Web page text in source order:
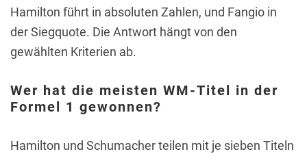
Hamilton führt in absoluten Zahlen, und Fangio in
der Siegquote. Die Antwort hängt von den
gewählten Kriterien ab.
Wer hat die meisten WM-Titel in der
Formel 1 gewonnen?
Hamilton und Schumacher teilen mit je sieben Titeln